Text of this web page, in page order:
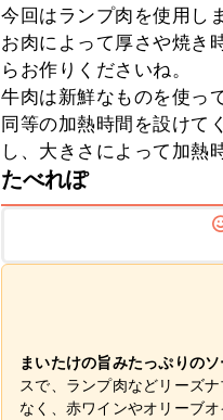
今回はランプ肉を使用し
お肉によって厚さや焼き
らお作りくださいね。
牛肉は新鮮なものを使っ
同等の加熱時間を設けて
し、大きさによって加熱
たべれぽ
まいたけの旨みたっぷりの
スで、ランプ肉などリーズ
なく、赤ワインやオリーブ